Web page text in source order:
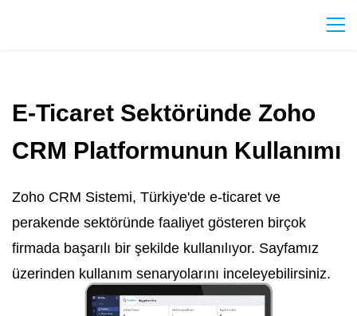
E-Ticaret Sektöründe Zoho
CRM Platformunun Kullanımı
Zoho CRM Sistemi, Türkiye'de e-ticaret ve
perakende sektöründe faaliyet gösteren birçok
firmada başarılı bir şekilde kullanılıyor. Sayfamız
üzerinden kullanım senaryolarını inceleyebilirsiniz.